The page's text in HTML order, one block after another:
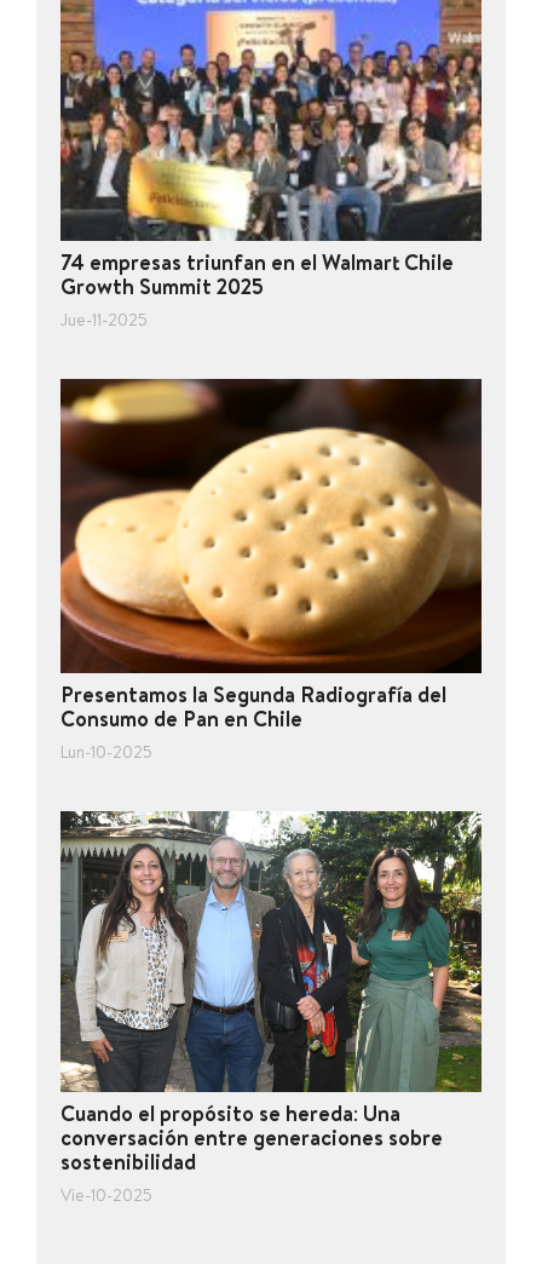
74 empresas triunfan en el Walmart Chile
Growth Summit 2025
Jue-11-2025
Presentamos la Segunda Radiografía del
Consumo de Pan en Chile
Lun-10-2025
Cuando el propósito se hereda: Una
conversación entre generaciones sobre
sostenibilidad
Vie-10-2025